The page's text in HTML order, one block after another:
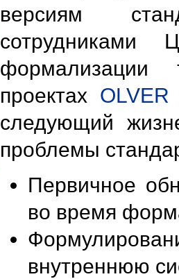
версиям
формализации
проектах OLVER
следующий
проблемы
Первичное
во время
внутреннюю